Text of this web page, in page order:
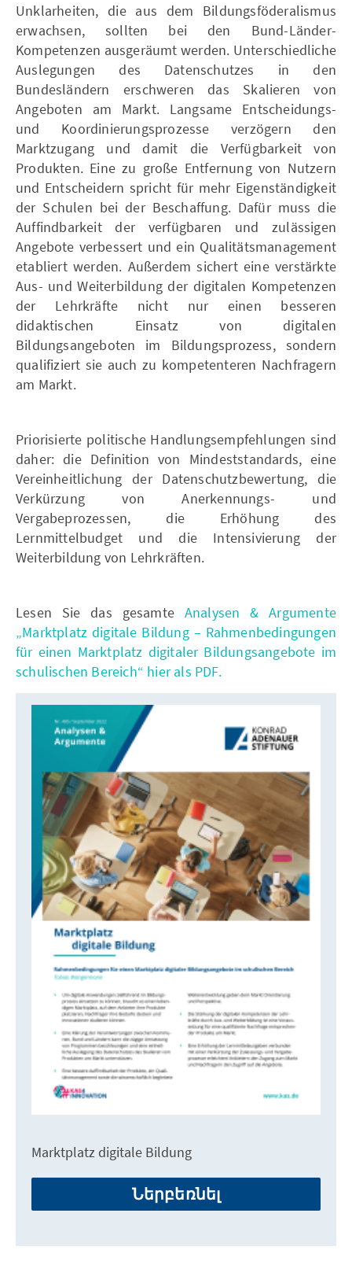
Unklarheiten, die aus dem Bildungsföderalismus
erwachsen, sollten bei den Bund-Länder-
Kompetenzen ausgeräumt werden. Unterschiedliche
Auslegungen des Datenschutzes in den
Bundesländern erschweren das Skalieren von
Angeboten am Markt. Langsame Entscheidungs-
und Koordinierungsprozesse verzögern den
Marktzugang und damit die Verfügbarkeit von
Produkten. Eine zu große Entfernung von Nutzern
und Entscheidern spricht für mehr Eigenständigkeit
der Schulen bei der Beschaffung. Dafür muss die
Auffindbarkeit der verfügbaren und zulässigen
Angebote verbessert und ein Qualitätsmanagement
etabliert werden. Außerdem sichert eine verstärkte
Aus- und Weiterbildung der digitalen Kompetenzen
der Lehrkräfte nicht nur einen besseren
didaktischen Einsatz von digitalen
Bildungsangeboten im Bildungsprozess, sondern
qualifiziert sie auch zu kompetenteren Nachfragern
am Markt.
Priorisierte politische Handlungsempfehlungen sind
daher: die Definition von Mindeststandards, eine
Vereinheitlichung der Datenschutzbewertung, die
Verkürzung von Anerkennungs- und
Vergabeprozessen, die Erhöhung des
Lernmittelbudget und die Intensivierung der
Weiterbildung von Lehrkräften.
Lesen Sie das gesamte Analysen & Argumente
„Marktplatz digitale Bildung – Rahmenbedingungen
für einen Marktplatz digitaler Bildungsangebote im
schulischen Bereich“ hier als PDF.
Marktplatz digitale Bildung
Ներբեռնել